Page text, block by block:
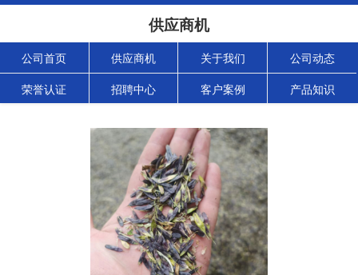
供应商机
公司首页 供应商机 关于我们 公司动态
荣誉认证 招聘中心 客户案例 产品知识